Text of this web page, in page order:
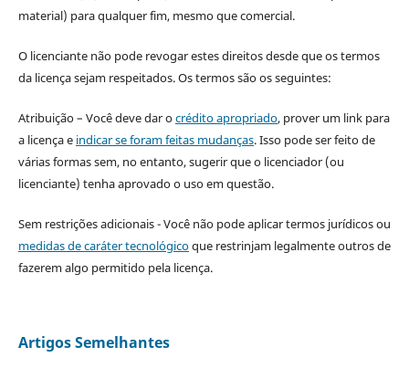
material) para qualquer fim, mesmo que comercial.
O licenciante não pode revogar estes direitos desde que os termos
da licença sejam respeitados. Os termos são os seguintes:
Atribuição – Você deve dar ocrédito apropriado, prover um link para
a licença e indicar se foram feitas mudanças. Isso pode ser feito de
várias formas sem, no entanto, sugerir que o licenciador (ou
licenciante) tenha aprovado o uso em questão.
Sem restrições adicionais - Você não pode aplicar termos jurídicos ou
medidas de caráter tecnológicoque restrinjam legalmente outros de
fazerem algo permitido pela licença.
Artigos Semelhantes